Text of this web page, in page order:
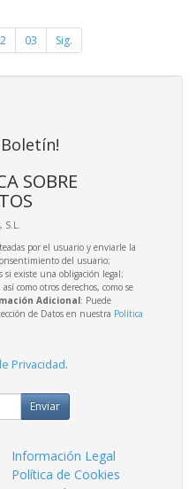
03 Sig.
SOBRE
S.L.
por el usuario y enviarle la
del usuario;
si existe una obligación legal;
como otros derechos, como se
Adicional: Puede
de Datos en nuestra Política
Privacidad.
Enviar
Información Legal
Política de Cookies